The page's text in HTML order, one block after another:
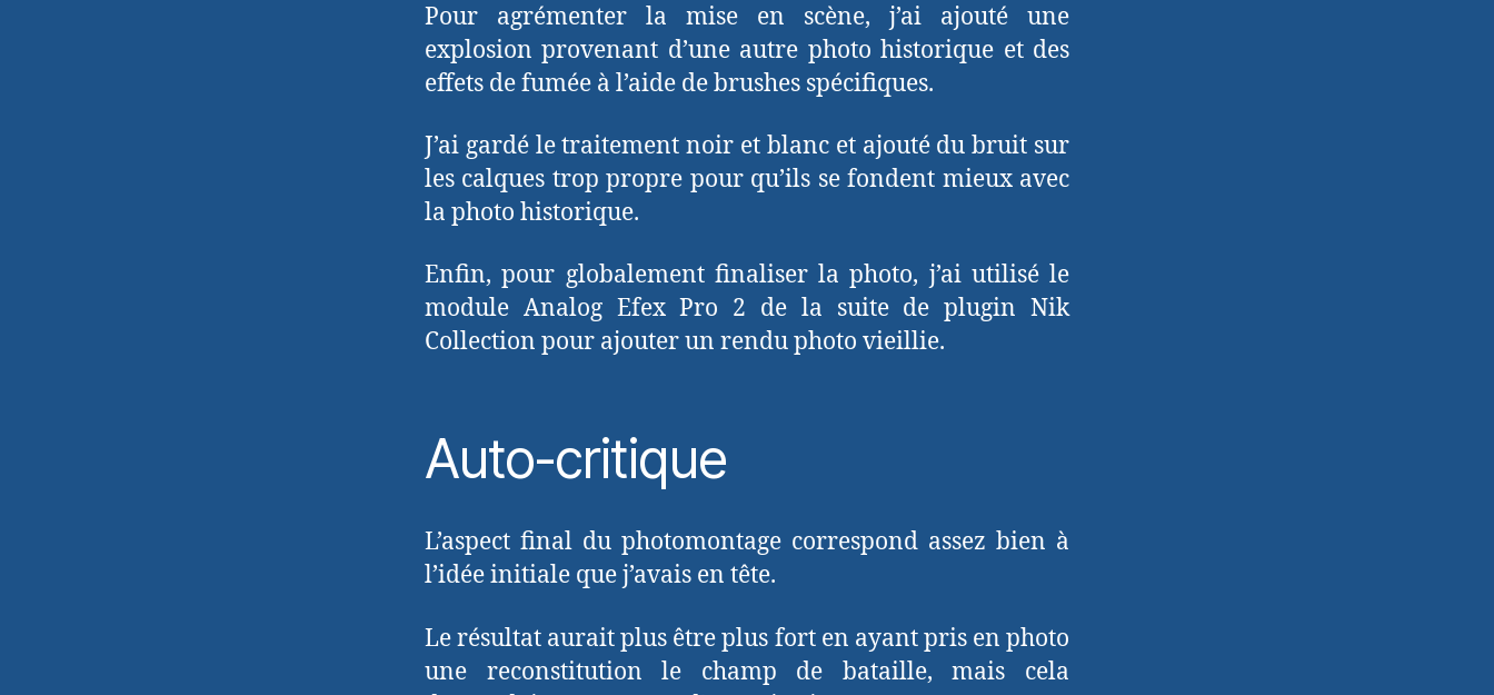
Pour agrémenter la mise en scène, j’ai ajouté une
explosion provenant d’une autre photo historique et des
effets de fumée à l’aide de brushes spécifiques.
J’ai gardé le traitement noir et blanc et ajouté du bruit sur
les calques trop propre pour qu’ils se fondent mieux avec
la photo historique.
Enfin, pour globalement finaliser la photo, j’ai utilisé le
module Analog Efex Pro 2 de la suite de plugin Nik
Collection pour ajouter un rendu photo vieillie.
Auto-critique
L’aspect final du photomontage correspond assez bien à
l’idée initiale que j’avais en tête.
Le résultat aurait plus être plus fort en ayant pris en photo
une reconstitution le champ de bataille, mais cela